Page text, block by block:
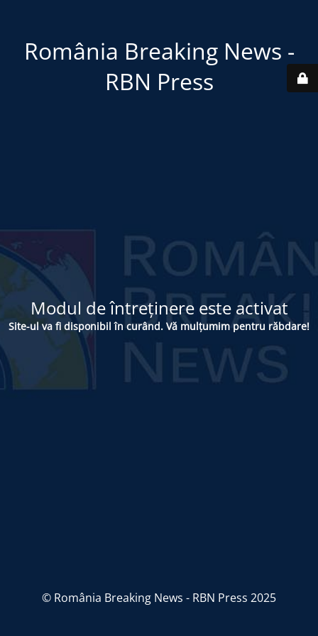
România Breaking News -
RBN Press
Modul de întreținere este activat
Site-ul va fi disponibil în curând. Vă mulțumim pentru răbdare!
© România Breaking News - RBN Press 2025